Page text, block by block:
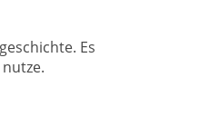
Es